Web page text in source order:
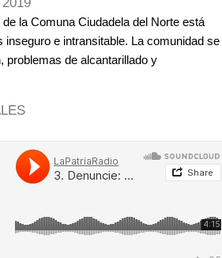
la Comuna Ciudadela del Norte está
inseguro e intransitable. La comunidad se
problemas de alcantarillado y